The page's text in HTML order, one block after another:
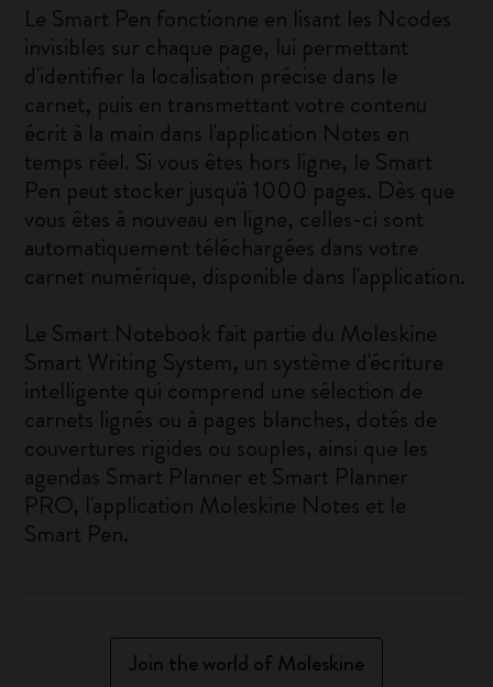
Le Smart Pen fonctionne en lisant les Ncodes
invisibles sur chaque page, lui permettant
d'identifier la localisation précise dans le
carnet, puis en transmettant votre contenu
écrit à la main dans l'application Notes en
temps réel. Si vous êtes hors ligne, le Smart
Pen peut stocker jusqu'à 1000 pages. Dès que
vous êtes à nouveau en ligne, celles-ci sont
automatiquement téléchargées dans votre
carnet numérique, disponible dans l'application.
Le Smart Notebook fait partie du Moleskine
Smart Writing System, un système d'écriture
intelligente qui comprend une sélection de
carnets lignés ou à pages blanches, dotés de
couvertures rigides ou souples, ainsi que les
agendas Smart Planner et Smart Planner
PRO, l'application Moleskine Notes et le
Smart Pen.
Join the world of Moleskine